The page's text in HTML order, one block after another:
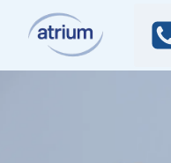
Inhalt
springen